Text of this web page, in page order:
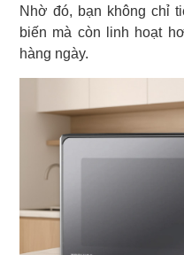
Nhờ đó, bạn không chỉ
biến mà còn linh hoạt
hàng ngày.